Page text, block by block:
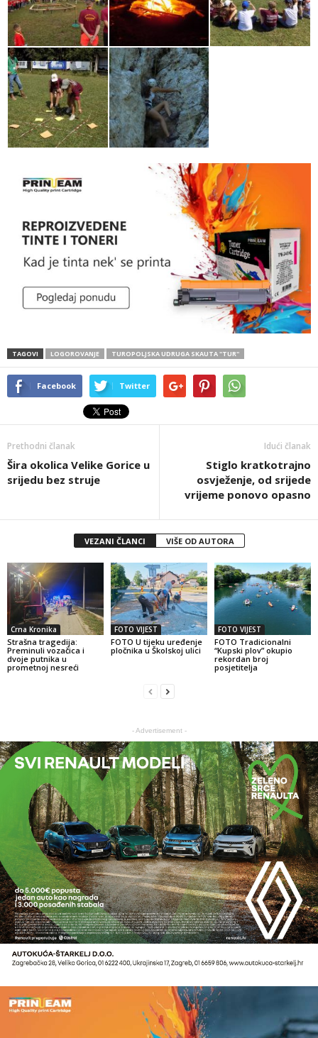
TAGOVI LOGOROVANJE TUROPOLJSKA UDRUGA SKAUTA ''TUR''
Facebook Twitter
Prethodni članak
Šira okolica Velike Gorice u
srijedu bez struje
Idući članak
Stiglo kratkotrajno
osvježenje, od srijede
vrijeme ponovo opasno
VEZANI ČLANCI VIŠE OD AUTORA
Crna Kronika
Strašna tragedija:
Preminuli vozačica i
dvoje putnika u
prometnoj nesreći
FOTO VIJEST
FOTO U tijeku uređenje
pločnika u Školskoj ulici
FOTO VIJEST
FOTO Tradicionalni
“Kupski plov” okupio
rekordan broj
posjetitelja
- Advertisement -